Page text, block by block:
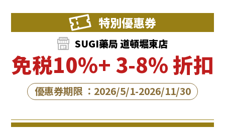
特別優惠券
SUGI藥局 道頓堀東店
免税10%+ 3-8% 折扣
優惠券期限 ：2026/5/1-2026/11/30